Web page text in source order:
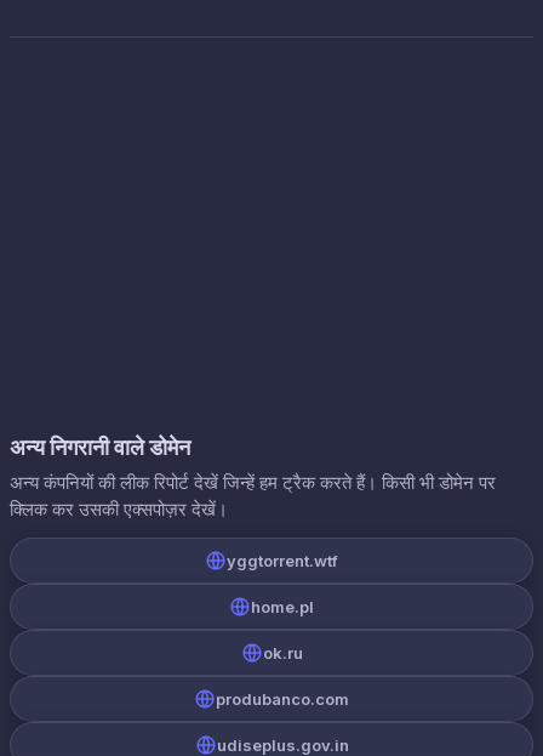
अन्य निगरानी वाले डोमेन
अन्य कंपनियों की लीक रिपोर्ट देखें जिन्हें हम ट्रैक करते हैं। किसी भी डोमेन पर
क्लिक कर उसकी एक्सपोज़र देखें।
yggtorrent.wtf
home.pl
ok.ru
produbanco.com
udiseplus.gov.in